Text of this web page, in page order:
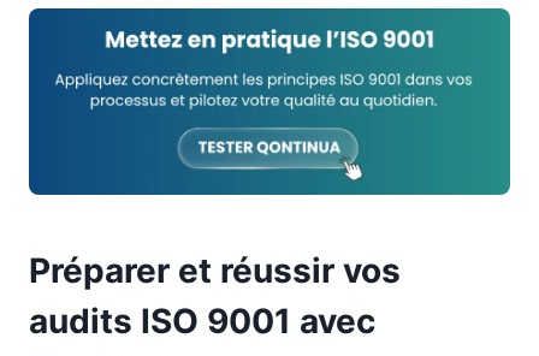
Préparer et réussir vos
audits ISO 9001 avec